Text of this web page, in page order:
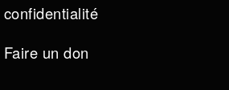
confidentialité
Faire un don